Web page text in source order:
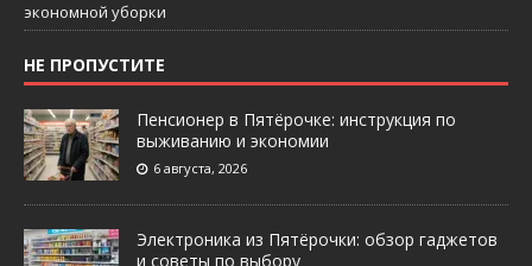
экономной уборки
НЕ ПРОПУСТИТЕ
Пенсионер в Пятёрочке: инструкция по
выживанию и экономии
6 августа, 2026
Электроника из Пятёрочки: обзор гаджетов
и советы по выбору